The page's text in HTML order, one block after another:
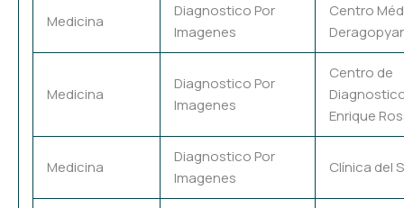
Medicina
Diagnostico Por
Imagenes
Centro
Medicina
Diagnostico Por
Imagenes
Centro de
Enrique
Medicina
Diagnostico Por
Imagenes
Clínica del